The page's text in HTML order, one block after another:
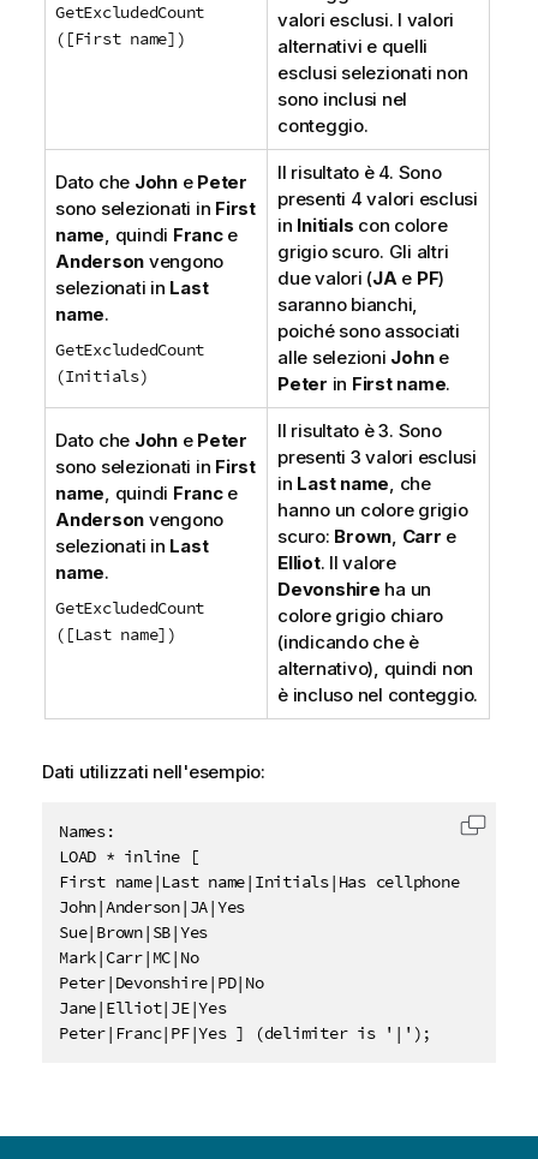
GetExcludedCount
([First name])
valori esclusi. I valori
alternativi e quelli
esclusi selezionati non
sono inclusi nel
conteggio.
Dato che Johne Peter
sono selezionati in First
name , quindi France
Anderson vengono
selezionati in Last
name.
GetExcludedCount
(Initials)
Il risultato è 4. Sono
presenti 4 valori esclusi
in Initials con colore
grigio scuro. Gli altri
due valori (JA e PF)
saranno bianchi,
poiché sono associati
alle selezioni Johne
Peter in First name.
Dato che Johne Peter
sono selezionati in First
name , quindi France
Anderson vengono
selezionati in Last
name.
GetExcludedCount
([Last name])
Il risultato è 3. Sono
presenti 3 valori esclusi
in Last name , che
hanno un colore grigio
scuro: Brown Carr e
Elliot. Il valore
Devonshire ha un
colore grigio chiaro
(indicando che è
alternativo), quindi non
è incluso nel conteggio.
Dati utilizzati nell'esempio:
Names:
LOAD * inline [
First name|Last name|Initials|Has cellphone
John|Anderson|JA|Yes
Sue|Brown|SB|Yes
Mark|Carr|MC|No
Peter|Devonshire|PD|No
Jane|Elliot|JE|Yes
Peter|Franc|PF|Yes ] (delimiter is '|');
Copia